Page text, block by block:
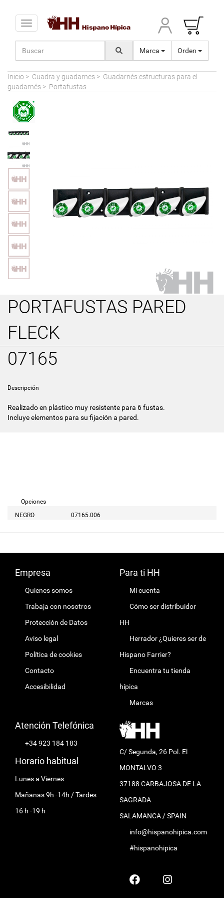
Toggle navigation
Marca Orden
Inicio > Cuadra y guadarnes > Guadarnés:estructuras para el
guadarnés > Portafustas
PORTAFUSTAS PARED
FLECK
07165
Descripción
Realizado en plástico muy resistente para 6 fustas.
Incluye elementos para su fijación a pared.
Opciones
NEGRO
07165.006
Empresa
Quienes somos
Trabaja con nosotros
Protección de Datos
Aviso legal
Política de cookies
Contacto
Accesibilidad
Para ti HH
Mi cuenta
Cómo ser distribuidor
HH
Herrador ¿Quieres ser de
Hispano Farrier?
Encuentra tu tienda
hípica
Marcas
Atención Telefónica
+34 923 184 183
Horario habitual
Lunes a Viernes
Mañanas 9h -14h / Tardes
16 h -19 h
C/ Segunda, 26 Pol. El
MONTALVO 3
37188 CARBAJOSA DE LA
SAGRADA
SALAMANCA / SPAIN
info@hispanohipica.com
#hispanohipica